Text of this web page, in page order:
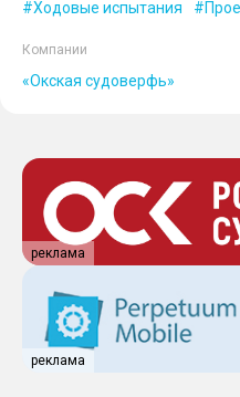
Ходовые испытания
Компании
«Окская судоверфь»
реклама
реклама